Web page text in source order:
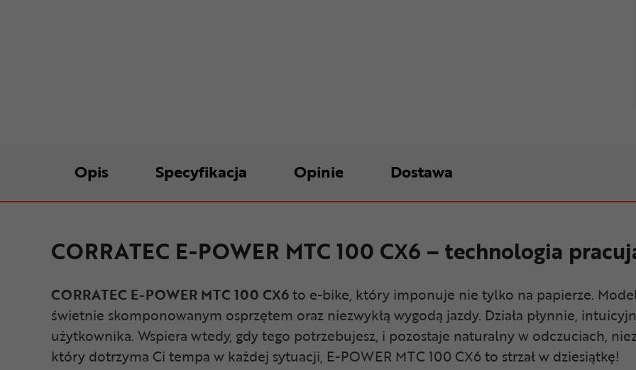
Opis Specyfikacja Opinie Dostawa
CORRATEC E-POWER MTC 100 CX6 – technologia
CORRATEC E-POWER MTC 100 CX6to e-bike, który imponuje nie tylko na papierze.
świetnie skomponowanym osprzętem oraz niezwykłą wygodą jazdy. Działa płynnie,
użytkownika. Wspiera wtedy, gdy tego potrzebujesz, i pozostaje naturalny w odczuciach,
który dotrzyma Ci tempa w każdej sytuacji, E-POWER MTC 100 CX6 to strzał w dziesiątkę!